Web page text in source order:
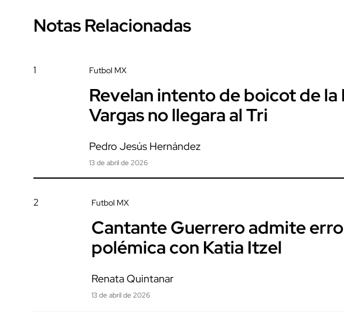
Notas Relacionadas
1 Futbol MX
Revelan intento de boicot de la
Vargas no llegara al Tri
Pedro Jesús Hernández
13 de abril de 2026
2 Futbol MX
Cantante Guerrero admite
polémica con Katia Itzel
Renata Quintanar
13 de abril de 2026